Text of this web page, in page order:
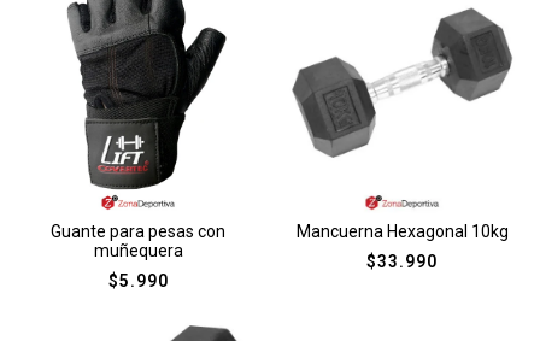
Guante para pesas con
muñequera
$5.990
Mancuerna Hexagonal 10kg
$33.990